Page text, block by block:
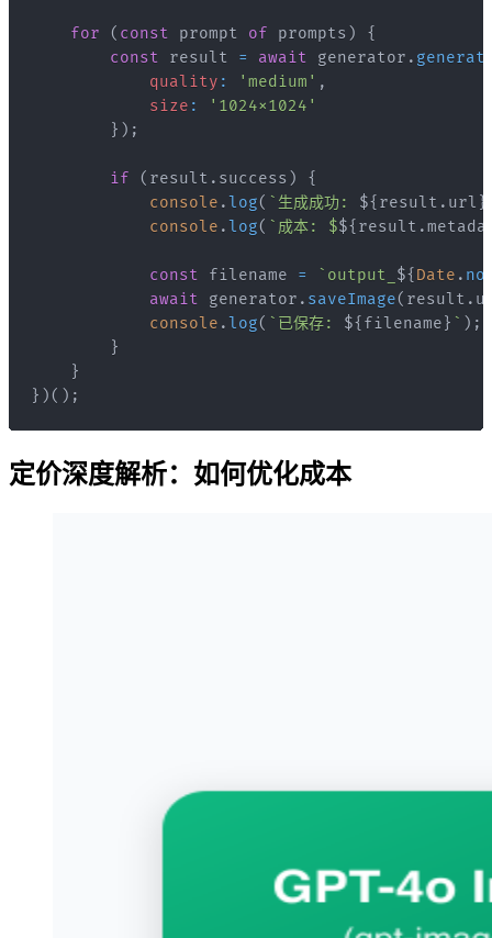
for ( const prompt of prompts )
{
const result = await generator .
quality : 'medium' ,
size :
'1024x1024'
} ) ;
if ( result . success )
{
console .log( ` 生成成功: ${ result . url }
console .log( ` 成本: $${ result .
const filename = ` output_ ${ Date .
await generator . saveImage( result .
console .log( ` 已保存: ${ filename } ` ) ;
}
}
} )( ) ;
定价深度解析：如何优化成本